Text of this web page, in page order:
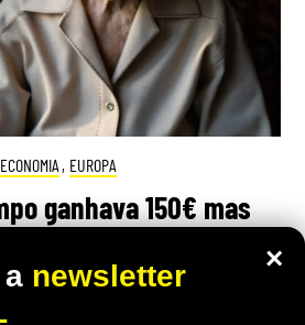
ECONOMIA , EUROPA
ganhava 150€ mas
com pensão atual de
×
newsletter